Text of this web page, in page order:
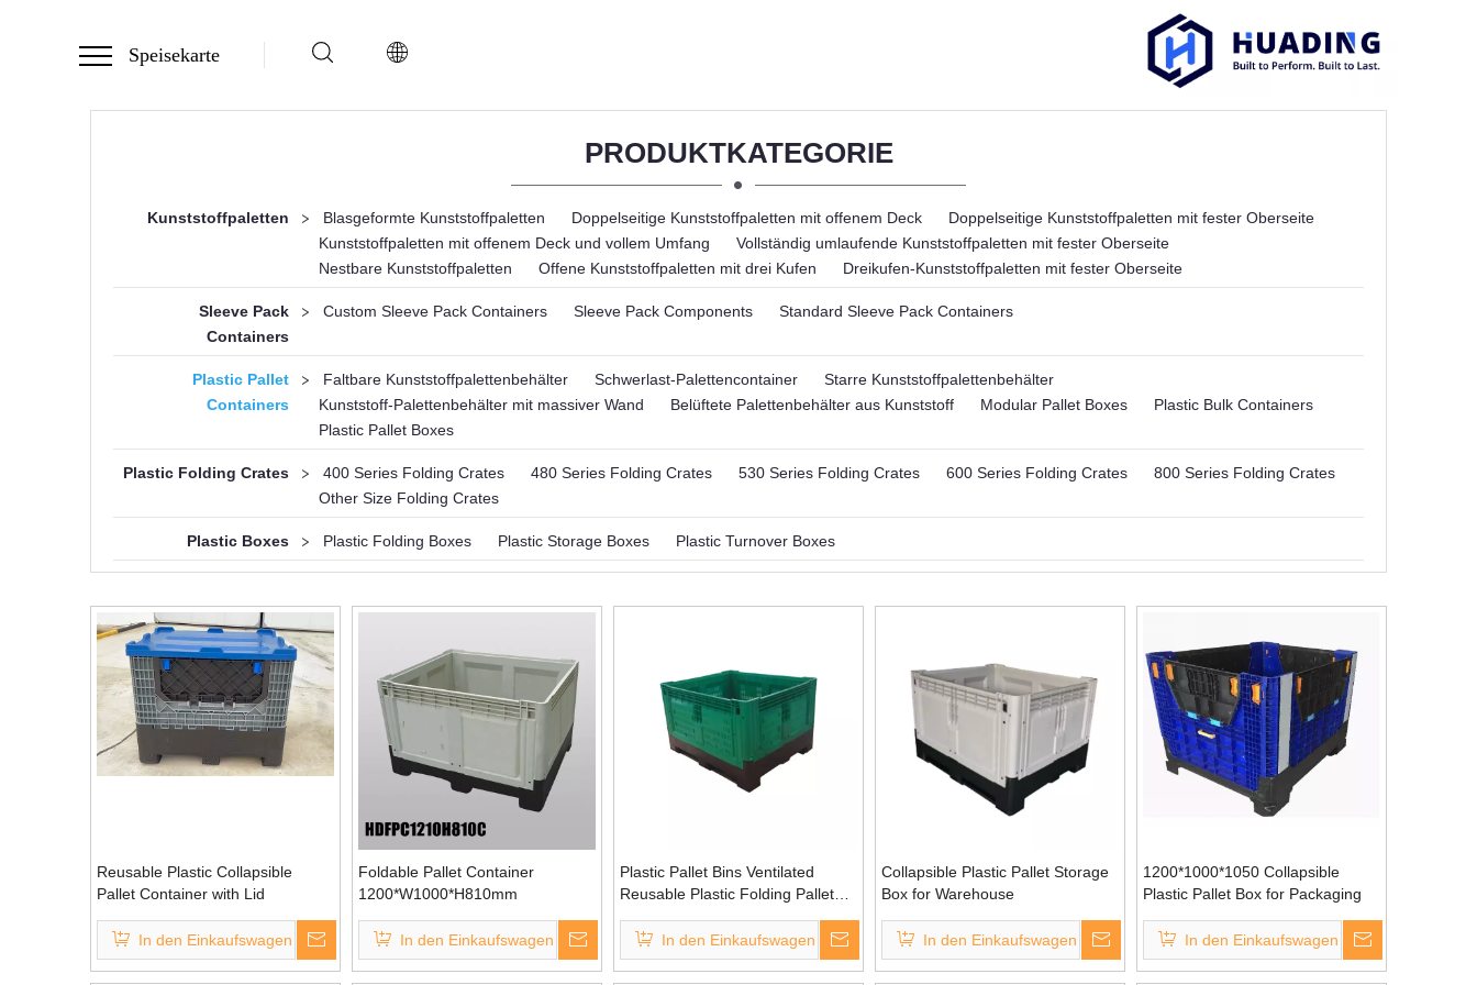
Speisekarte
PRODUKTKATEGORIE
Kunststoffpaletten > Blasgeformte Kunststoffpaletten Doppelseitige Kunststoffpaletten mit offenem Deck
Doppelseitige Kunststoffpaletten mit fester Oberseite
Kunststoffpaletten mit offenem Deck und vollem Umfang
Vollständig umlaufende Kunststoffpaletten mit fester Oberseite
Nestbare Kunststoffpaletten
Offene Kunststoffpaletten mit drei Kufen Dreikufen-Kunststoffpaletten mit fester Oberseite
Sleeve Pack
Containers
> Custom Sleeve Pack Containers Sleeve Pack Components Standard Sleeve Pack Containers
Plastic Pallet
Containers
> Faltbare Kunststoffpalettenbehälter Schwerlast-Palettencontainer
Starre Kunststoffpalettenbehälter
Kunststoff-Palettenbehälter mit massiver Wand
Belüftete Palettenbehälter aus Kunststoff Modular Pallet Boxes
Plastic Bulk Containers
Plastic Pallet Boxes
Plastic Folding Crates > 400 Series Folding Crates 480 Series Folding Crates 530 Series Folding Crates 600 Series Folding Crates
800 Series Folding Crates
Other Size Folding Crates
Plastic Boxes > Plastic Folding Boxes Plastic Storage Boxes Plastic Turnover Boxes
Reusable Plastic Collapsible
Pallet Container with Lid
In den Einkaufswagen
Foldable Pallet Container
1200*W1000*H810mm
In den Einkaufswagen
Plastic Pallet Bins Ventilated
Reusable Plastic Folding Pallet
In den Einkaufswagen
Collapsible Plastic Pallet Storage
Box for Warehouse
In den Einkaufswagen
1200*1000*1050 Collapsible
Plastic Pallet Box for Packaging
In den Einkaufswagen